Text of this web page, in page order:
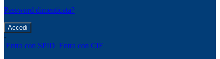
Password dimenticata?
-
Entra con SPID Entra con CIE